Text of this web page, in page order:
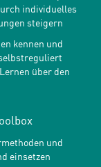
individuelles
steigern
kennen und
über den
und
einsetzen